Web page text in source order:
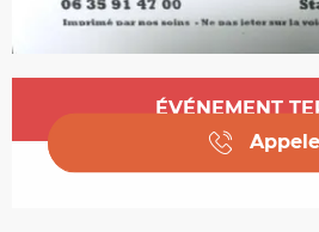
Ouverture etÉVÉNEMENT